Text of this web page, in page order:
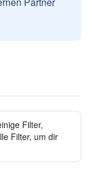
Filter,
Filter, um dir